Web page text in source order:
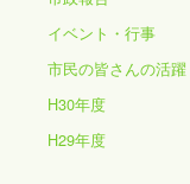
イベント・行事
市民の皆さんの活躍
H30年度
H29年度